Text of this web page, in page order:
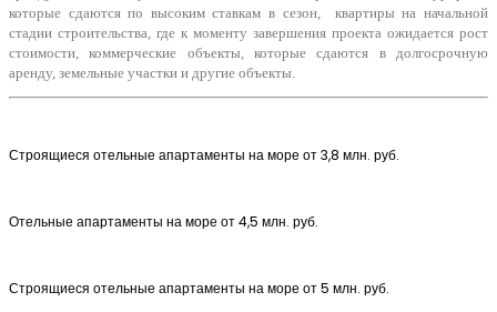
которые сдаются по высоким ставкам в сезон, квартиры на начальной
стадии строительства, где к моменту завершения проекта ожидается рост
стоимости, коммерческие объекты, которые сдаются в долгосрочную
аренду, земельные участки и другие объекты.
Строящиеся отельные апартаменты на море от 3,8 млн. руб.
Отельные апартаменты на море от 4,5 млн. руб.
Строящиеся отельные апартаменты на море от 5 млн. руб.